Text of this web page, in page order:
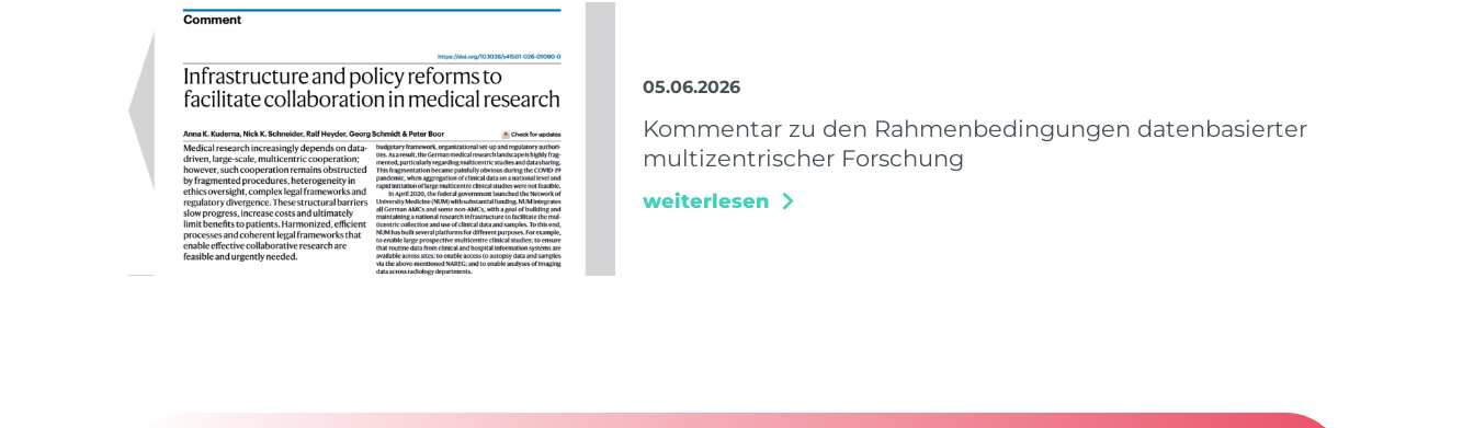
05.06.2026
Kommentar zu den Rahmenbedingungen datenbasierter
multizentrischer Forschung
weiterlesen